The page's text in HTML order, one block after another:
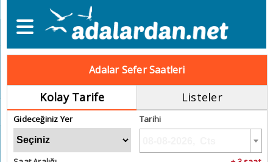
Adalar Sefer Saatleri
Kolay Tarife Listeler
Gideceğiniz Yer Tarihi